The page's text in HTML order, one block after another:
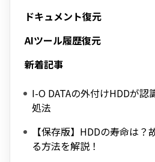
ドキュメント復元
AIツール履歴復元
新着記事
I-O DATAの外付けHDDが認
処法
【保存版】HDDの寿命は？
る方法を解説！